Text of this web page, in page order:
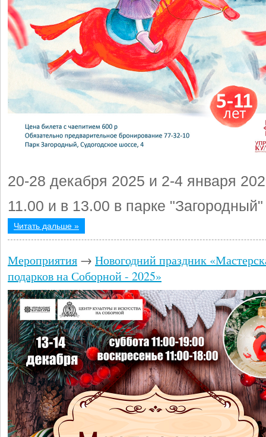
20-28 декабря 2025 и 2-4 января
11.00 и в 13.00 в парке "Загородный"
Читать дальше »
Мероприятия → Новогодний праздник
подарков на Соборной - 2025»